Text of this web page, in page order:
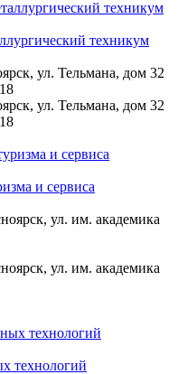
техникум
ул. Тельмана, дом 32
ул. Тельмана, дом 32
и сервиса
ул. им. академика
ул. им. академика
технологий